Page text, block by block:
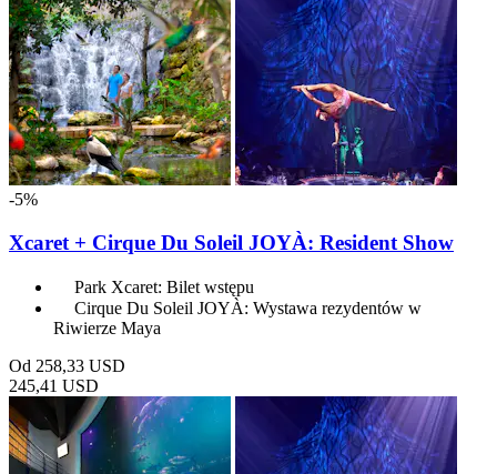
-5%
Xcaret + Cirque Du Soleil JOYÀ: Resident Show
Park Xcaret: Bilet wstępu
Cirque Du Soleil JOYÀ: Wystawa rezydentów w
Riwierze Maya
Od 258,33 USD
245,41 USD